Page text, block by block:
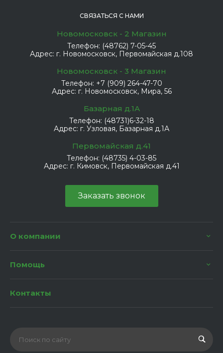
СВЯЗАТЬСЯ С НАМИ
Новомосковск - 2 Магазин
Телефон: (48762) 7-05-45
Адрес: г. Новомосковск, Первомайская д.108
Новомосковск - 3 Магазин
Телефон: +7 (909) 264-47-70
Адрес: г. Новомосковск, Мира, 56
Базарная д.1А
Телефон: (48731)6-32-18
Адрес: г. Узловая, Базарная д.1А
Первомайская д.41
Телефон: (48735) 4-03-85
Адрес: г. Кимовск, Первомайская д.41
Заказать звонок
О компании
Помощь
Контакты